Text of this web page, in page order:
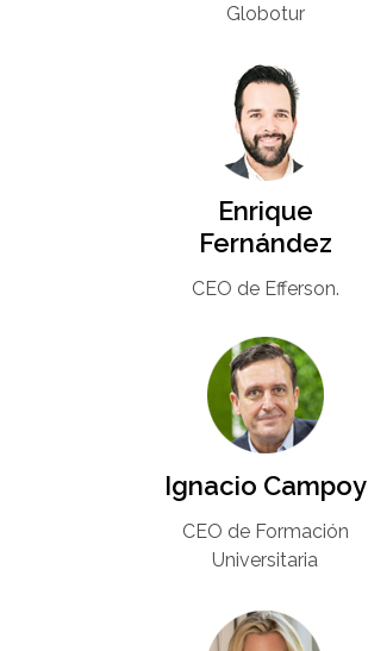
Globotur​
Enrique
Fernández
CEO de Efferson.
Ignacio Campoy​
CEO de Formación
Universitaria​